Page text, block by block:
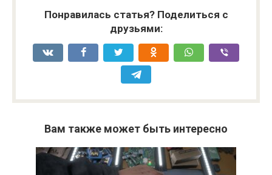
Понравилась статья? Поделиться с
друзьями:
Вам также может быть интересно